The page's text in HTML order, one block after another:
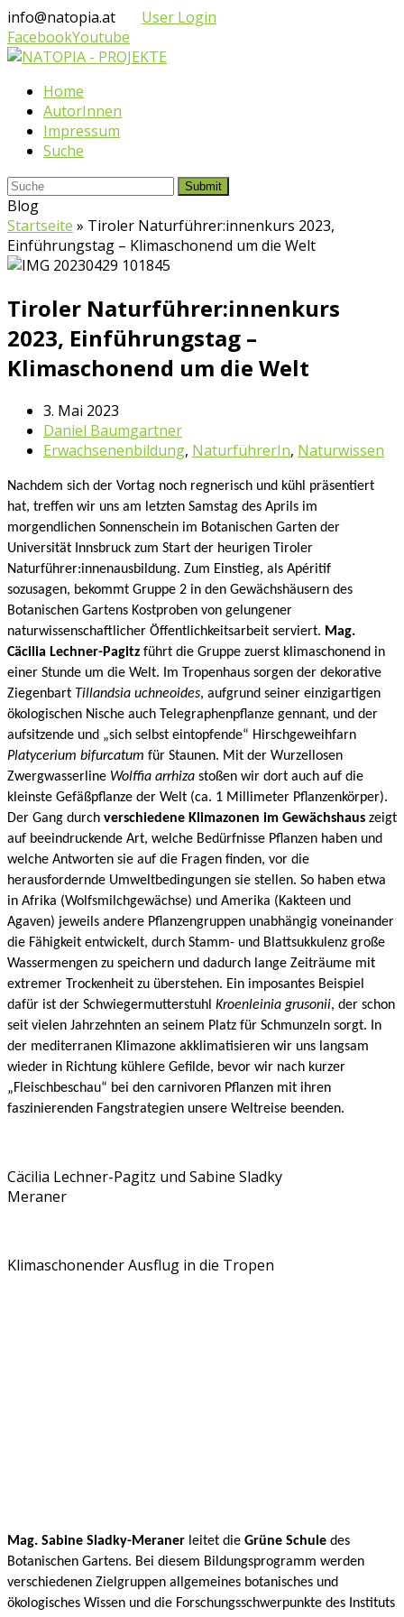
info@natopia.at
User Login
FacebookYoutube
Home
AutorInnen
Impressum
Suche
Submit
Blog
Startseite » Tiroler Naturführer:innenkurs 2023,
Einführungstag – Klimaschonend um die Welt
Tiroler Naturführer:innenkurs
2023, Einführungstag –
Klimaschonend um die Welt
3. Mai 2023
Daniel Baumgartner
Erwachsenenbildung, NaturführerIn, Naturwissen
Nachdem sich der Vortag noch regnerisch und kühl präsentiert
hat, treffen wir uns am letzten Samstag des Aprils im
morgendlichen Sonnenschein im Botanischen Garten der
Universität Innsbruck zum Start der heurigen Tiroler
Naturführer:innenausbildung. Zum Einstieg, als Apéritif
sozusagen, bekommt Gruppe 2 in den Gewächshäusern des
Botanischen Gartens Kostproben von gelungener
naturwissenschaftlicher Öffentlichkeitsarbeit serviert. Mag.
Cäcilia Lechner-Pagitz führt die Gruppe zuerst klimaschonend in
einer Stunde um die Welt. Im Tropenhaus sorgen der dekorative
Ziegenbart Tillandsia uchneoides, aufgrund seiner einzigartigen
ökologischen Nische auch Telegraphenpflanze gennant, und der
aufsitzende und „sich selbst eintopfende“ Hirschgeweihfarn
Platycerium bifurcatum für Staunen. Mit der Wurzellosen
Zwergwasserline Wolffia arrhiza stoßen wir dort auch auf die
kleinste Gefäßpflanze der Welt (ca. 1 Millimeter Pflanzenkörper).
Der Gang durch verschiedene Klimazonen im Gewächshaus zeigt
auf beeindruckende Art, welche Bedürfnisse Pflanzen haben und
welche Antworten sie auf die Fragen finden, vor die
herausfordernde Umweltbedingungen sie stellen. So haben etwa
in Afrika (Wolfsmilchgewächse) und Amerika (Kakteen und
Agaven) jeweils andere Pflanzengruppen unabhängig voneinander
die Fähigkeit entwickelt, durch Stamm- und Blattsukkulenz große
Wassermengen zu speichern und dadurch lange Zeiträume mit
extremer Trockenheit zu überstehen. Ein imposantes Beispiel
dafür ist der Schwiegermutterstuhl Kroenleinia grusonii, der schon
seit vielen Jahrzehnten an seinem Platz für Schmunzeln sorgt. In
der mediterranen Klimazone akklimatisieren wir uns langsam
wieder in Richtung kühlere Gefilde, bevor wir nach kurzer
„Fleischbeschau“ bei den carnivoren Pflanzen mit ihren
faszinierenden Fangstrategien unsere Weltreise beenden.
Cäcilia Lechner-Pagitz und Sabine Sladky
Meraner
Klimaschonender Ausflug in die Tropen
Mag. Sabine Sladky-Meraner leitet die Grüne Schule des
Botanischen Gartens. Bei diesem Bildungsprogramm werden
verschiedenen Zielgruppen allgemeines botanisches und
ökologisches Wissen und die Forschungsschwerpunkte des Instituts